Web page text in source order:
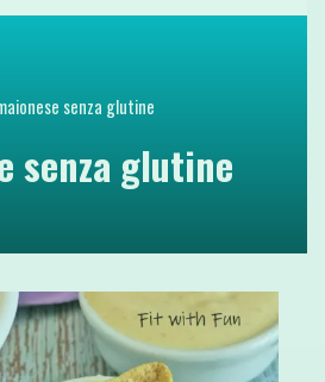
senza glutine
senza glutine